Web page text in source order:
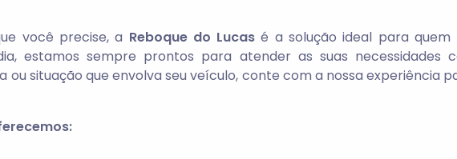
você precise, a Reboque do Lucas é a solução ideal para quem
estamos sempre prontos para atender as suas necessidades
ou situação que envolva seu veículo, conte com a nossa experiência